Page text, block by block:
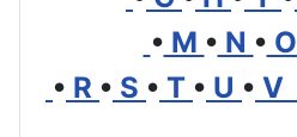
• M • N • O
• R • S • T • U • V